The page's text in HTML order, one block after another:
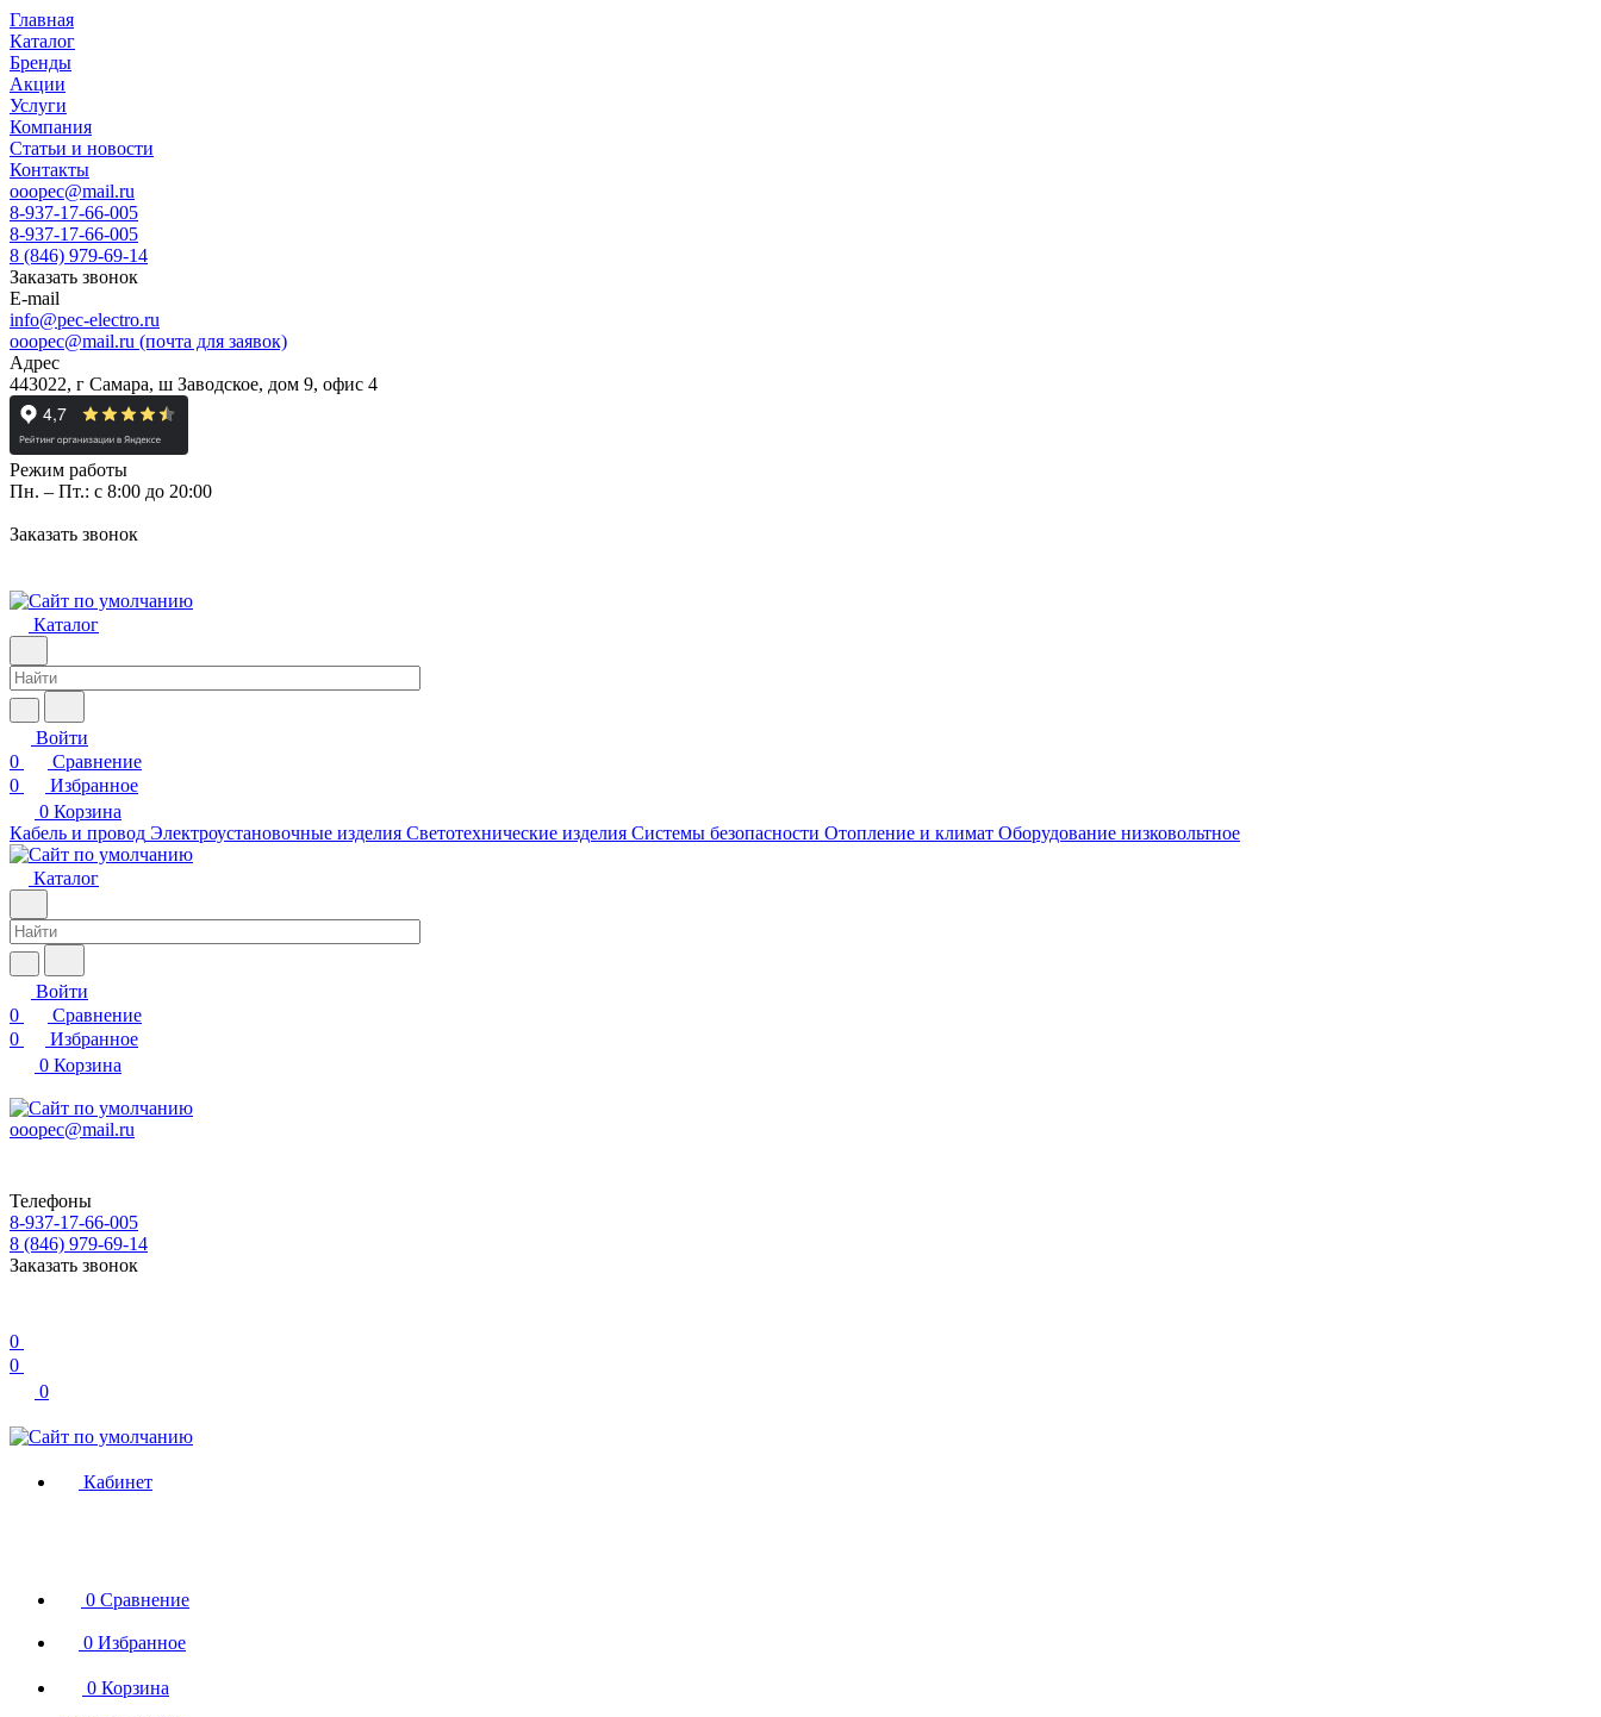
Главная
Каталог
Бренды
Акции
Услуги
Компания
Статьи и новости
Контакты
ooopec@mail.ru
8-937-17-66-005
8-937-17-66-005
8 (846) 979-69-14
Заказать звонок
E-mail
info@pec-electro.ru
ooopec@mail.ru (почта для заявок)
Адрес
443022, г Самара, ш Заводское, дом 9, офис 4
Режим работы
Пн. – Пт.: с 8:00 до 20:00
Заказать звонок
Каталог
Войти
0
Сравнение
0
Избранное
0 Корзина
Кабель и провод Электроустановочные изделия Светотехнические изделия Системы безопасности Отопление и климат Оборудование низковольтное
Каталог
Войти
0
Сравнение
0
Избранное
0 Корзина
ooopec@mail.ru
Телефоны
8-937-17-66-005
8 (846) 979-69-14
Заказать звонок
0
0
0
Кабинет
0 Сравнение
0 Избранное
0 Корзина